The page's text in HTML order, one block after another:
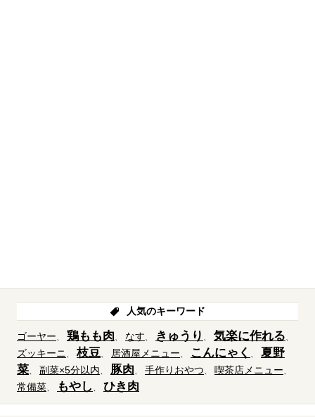
人気のキーワード
ゴーヤー 鶏もも肉 なす きゅうり 気楽に作れる
ズッキーニ 枝豆 居酒屋メニュー こんにゃく
夏野
菜
副菜×5分以内 豚肉 手作りおやつ
喫茶店メニュー
常備菜
もやし ひき肉